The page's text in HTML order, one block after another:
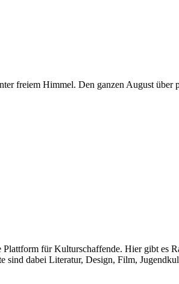
freiem Himmel. Den ganzen August
für Kulturschaffende. Hier gibt
sind dabei Literatur, Design, Film,